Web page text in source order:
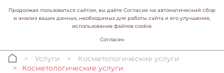
Услуги
Косметологические услуги
Косметологические услуги
Продолжая пользоваться сайтом, вы даёте Согласие на автоматический сбор
и анализ ваших данных, необходимых для работы сайта и его улучшения,
использование файлов cookie.
Согласен